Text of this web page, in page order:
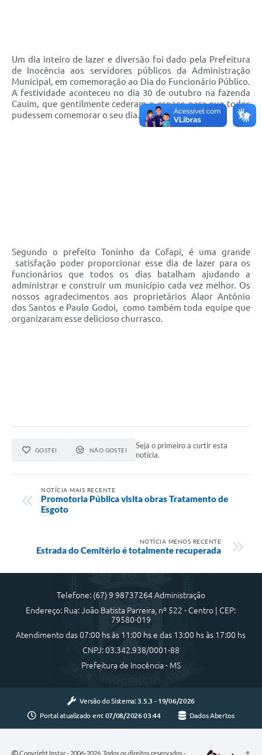
Plano Estratégico
Dados gerais e Obras
Empresa Inidônea
Um dia inteiro de lazer e diversão foi dado pela Prefeitura
de Inocência aos servidores públicos da Administração
Municipal, em comemoração ao Dia do Funcionário Público.
A festividade aconteceu no dia 30 de outubro na fazenda
Cauim, que gentilmente cederam o espaço para que todos
pudessem comemorar o seu dia.
Segundo o prefeito Toninho da Cofapi, é uma grande
satisfação poder proporcionar esse dia de lazer para os
funcionários que todos os dias batalham ajudando a
administrar e construir um município cada vez melhor. Os
nossos agradecimentos aos proprietários Alaor Antônio
dos Santos e Paulo Godoi, como também toda equipe que
organizaram esse delicioso churrasco.
GOSTEI NÃO GOSTEI
Seja o primeiro a curtir esta
notícia.
NOTÍCIA MAIS RECENTE
Promotoria Pública visita obras Tratamento de
Esgoto
NOTÍCIA MENOS RECENTE
Estrada do Cemitério é totalmente recuperada
Telefone: (67) 9 98737264 Administração
Endereço: Rua: João Batista Parreira, nº 522 - Centro | CEP:
79580-019
Atendimento das 07:00 hs às 11:00 hs e das 13:00 hs às 17:00 hs
CNPJ: 03.342.938/0001-88
Prefeitura de Inocência - MS
Versão do Sistema: 3.5.3 - 19/06/2026
Portal atualizado em: 07/08/2026 03:44 Dados Abertos
Copyright Instar - 2006-2026. Todos os direitos reservados -